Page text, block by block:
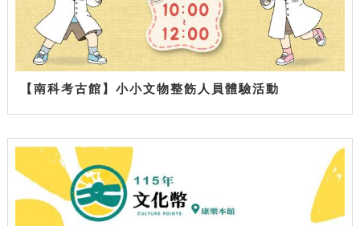
【南科考古館】小小文物整飭人員體驗活動